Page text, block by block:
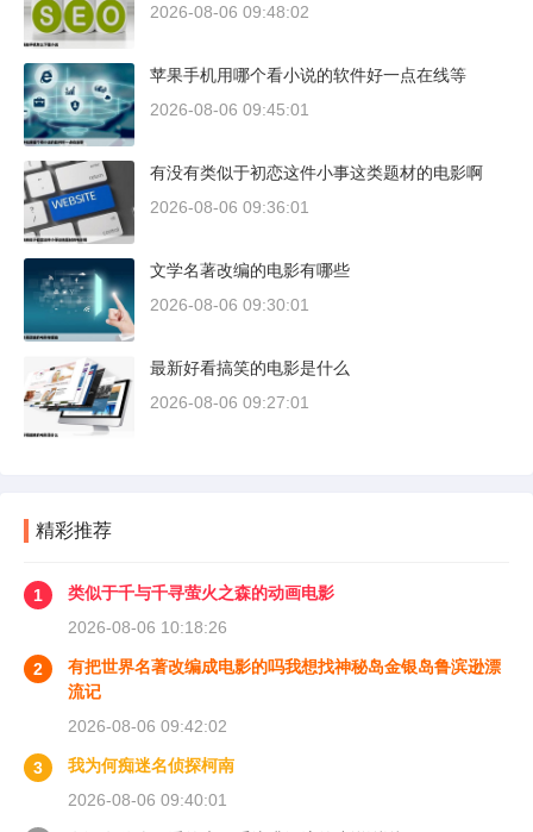
2026-08-06 09:48:02
苹果手机用哪个看小说的软件好一点在线等
2026-08-06 09:45:01
有没有类似于初恋这件小事这类题材的电影啊
2026-08-06 09:36:01
文学名著改编的电影有哪些
2026-08-06 09:30:01
最新好看搞笑的电影是什么
2026-08-06 09:27:01
精彩推荐
1
类似于千与千寻萤火之森的动画电影
2026-08-06 10:18:26
2
有把世界名著改编成电影的吗我想找神秘岛金银岛鲁滨逊漂
流记
2026-08-06 09:42:02
3
我为何痴迷名侦探柯南
2026-08-06 09:40:01